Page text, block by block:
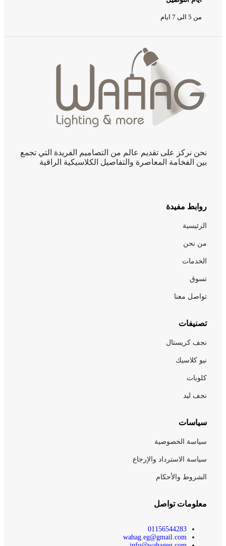
من 5 الى 7 ايام
نحن نركز على تقديم عالم من التصاميم الفريدة التي تجمع
بين الفخامة المعاصرة والتفاصيل الكلاسيكية الراقية
روابط مفيدة
الرئيسية
من نحن
الخدمات
تسوق
تواصل معنا
تصنيفات
نجف كريستال
نيو كلاسيك
كلوبات
نجف ليد
سياسات
سياسة الخصوصية
سياسة الاسترداد والإرجاع
الشروط والأحكام
معلومات تواصل
01156544283
wahag.eg@gmail.com